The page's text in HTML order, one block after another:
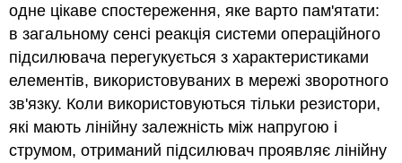
одне цікаве спостереження, яке варто пам'ятати:
в загальному сенсі реакція системи операційного
підсилювача перегукується з характеристиками
елементів, використовуваних в мережі зворотного
зв'язку. Коли використовуються тільки резистори,
які мають лінійну залежність між напругою і
струмом, отриманий підсилювач проявляє лінійну